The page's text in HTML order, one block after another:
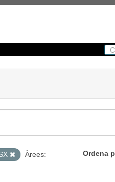
Ordena
Àrees: